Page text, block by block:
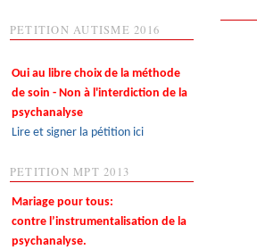
PETITION AUTISME 2016
Oui au libre choix de la méthode
de soin - Non à l'interdiction de la
psychanalyse
Lire et signer la pétition ici
PETITION MPT 2013
Mariage pour tous:
contre l’instrumentalisation de la
psychanalyse.